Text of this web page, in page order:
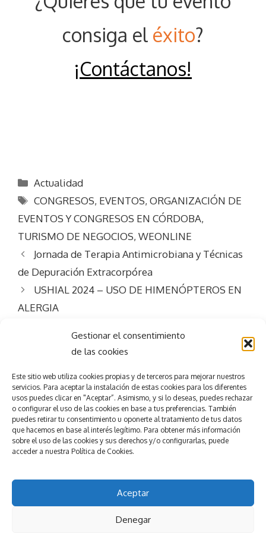
Gestionar el consentimiento
de las cookies
Este sitio web utiliza cookies propias y de terceros para mejorar nuestros
servicios. Para aceptar la instalación de estas cookies para los diferentes
usos puedes clicar en "Aceptar”. Asimismo, y si lo deseas, puedes rechazar
o configurar el uso de las cookies en base a tus preferencias. También
puedes retirar tu consentimiento u oponerte al tratamiento de tus datos
que hacemos en base al interés legítimo. Para obtener más información
sobre el uso de las cookies y sus derechos y/o configurarlas, puede
acceder a nuestra Política de Cookies.
Aceptar
Denegar
consiga el éxito?
¡Contáctanos!
Categorías
Actualidad
Etiquetas
CONGRESOS, EVENTOS,ORGANIZACIÓN DE
EVENTOS Y CONGRESOS EN CÓRDOBA,
TURISMO DE NEGOCIOS, WEONLINE
Jornada de Terapia Antimicrobiana y Técnicas
de Depuración Extracorpórea
USHIAL 2024 – USO DE HIMENÓPTEROS EN
ALERGIA
Consigue eléxito
en tu evento
Esmeeting Eventos y Congresos